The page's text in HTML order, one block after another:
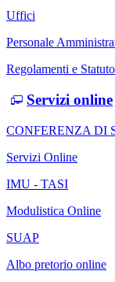
Uffici
Personale
Regolamenti e Statuto
Servizi online
CONFERENZA DI
Servizi Online
IMU - TASI
Modulistica Online
SUAP
Albo pretorio online